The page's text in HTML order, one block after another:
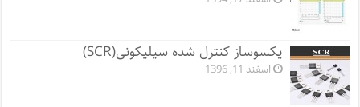
یکسوساز کنترل شده سیلیکونی(SCR)
اسفند 11, 1396